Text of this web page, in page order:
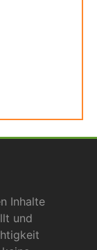
Inhalte
und